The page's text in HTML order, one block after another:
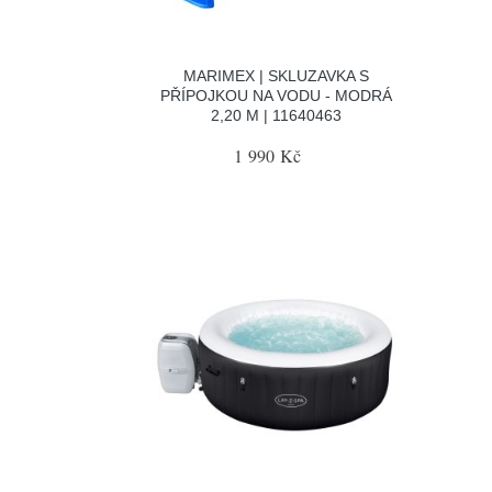
MARIMEX | SKLUZAVKA S
PŘÍPOJKOU NA VODU - MODRÁ
2,20 M | 11640463
1 990 Kč